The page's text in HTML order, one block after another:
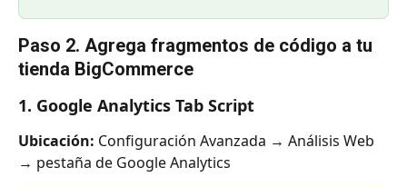
Paso 2. Agrega fragmentos de código a tu
tienda BigCommerce
1. Google Analytics Tab Script
Ubicación: Configuración Avanzada → Análisis Web
→ pestaña de Google Analytics